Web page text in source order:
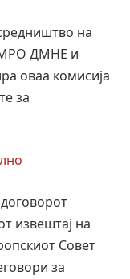
на
ДМНЕ и
оваа комисија
за
извештај на
Совет
за